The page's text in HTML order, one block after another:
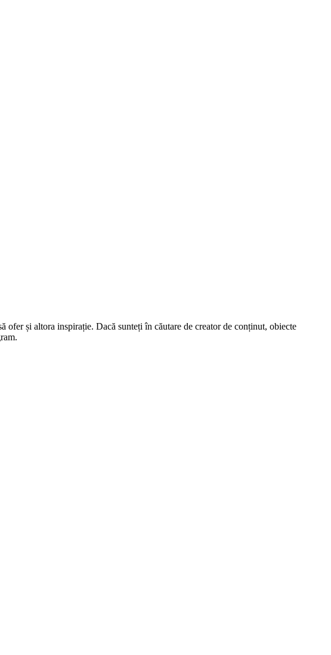
ofer și altora inspirație. Dacă sunteți în căutare de creator de conținut, obiecte